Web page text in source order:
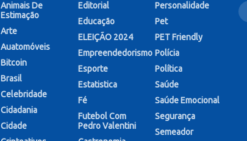
Animais De
Estimação
Arte
Auatomóveis
Bitcoin
Brasil
Celebridade
Cidadania
Cidade
Editorial
Educação
ELEIÇÃO 2024
Empreendedorismo
Esporte
Estatistica
Fé
Futebol Com
Pedro Valentini
Personalidade
Pet
PET Friendly
Polícia
Política
Saúde
Saúde Emocional
Segurança
Semeador